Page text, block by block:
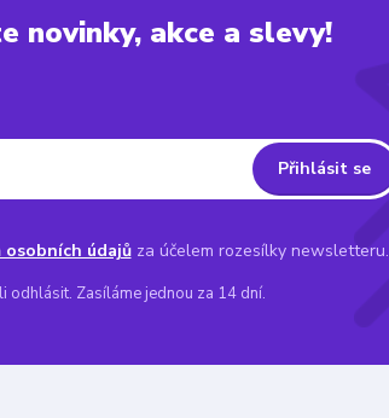
novinky, akce a slevy!
Přihlásit se
osobních údajůza účelem rozesílky newsletteru.
odhlásit. Zasíláme jednou za 14 dní.